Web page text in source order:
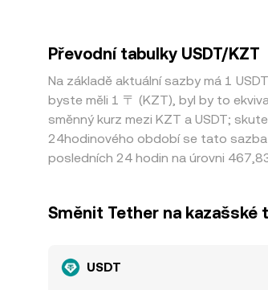
Převodní tabulky USDT/KZT
Na základě aktuální sazby má 1
byste měli 1 〒 (KZT), byl by to
směnný kurz mezi KZT a USDT;
24hodinového období se tato sazba
posledních 24 hodin na úrovni
Směnit Tether na kazašské
USDT